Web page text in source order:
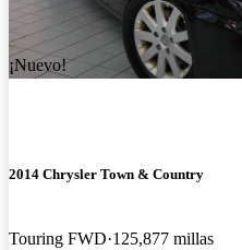
¡Nuevo!
2014 Chrysler Town & Country
Touring FWD 125,877 millas